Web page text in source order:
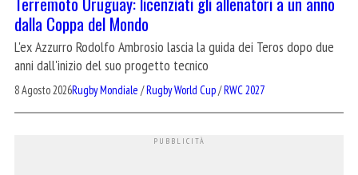
dalla Coppa del Mondo
L'ex Azzurro Rodolfo Ambrosio lascia la guida dei Teros dopo due
anni dall'inizio del suo progetto tecnico
8 Agosto 2026Rugby Mondiale /Rugby World Cup/RWC 2027